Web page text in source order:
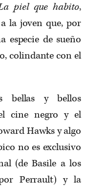
piel que habito,
la joven que, por
especie de sueño
colindante con el
bellas y bellos
cine negro y el
Hawks y algo
no es exclusivo
(de Basile a los
Perrault) y la